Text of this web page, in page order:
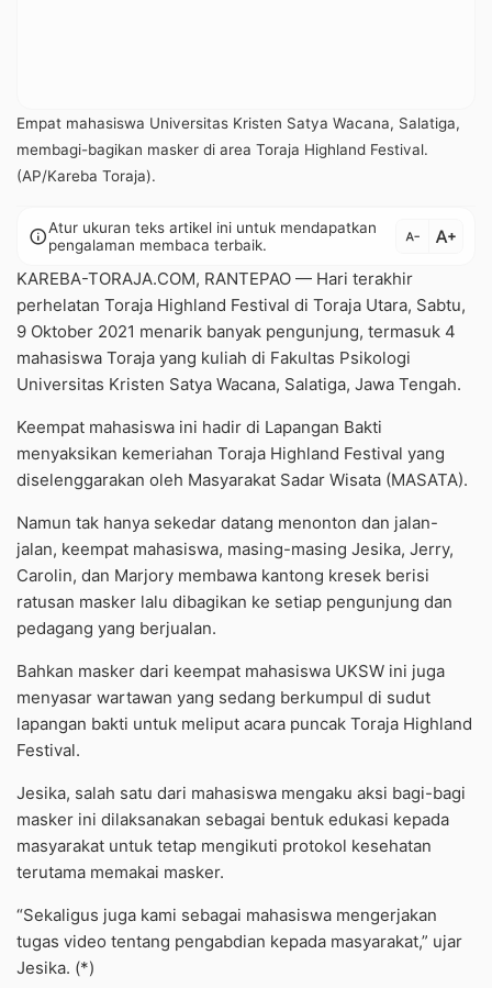
Empat mahasiswa Universitas Kristen Satya Wacana, Salatiga,
membagi-bagikan masker di area Toraja Highland Festival.
(AP/Kareba Toraja).
infoAtur ukuran teks artikel ini untuk mendapatkan
pengalaman membaca terbaik.
text_decrease text_increase
KAREBA-TORAJA.COM, RANTEPAO — Hari terakhir
perhelatan Toraja Highland Festival di Toraja Utara, Sabtu,
9 Oktober 2021 menarik banyak pengunjung, termasuk 4
mahasiswa Toraja yang kuliah di Fakultas Psikologi
Universitas Kristen Satya Wacana, Salatiga, Jawa Tengah.
Keempat mahasiswa ini hadir di Lapangan Bakti
menyaksikan kemeriahan Toraja Highland Festival yang
diselenggarakan oleh Masyarakat Sadar Wisata (MASATA).
Namun tak hanya sekedar datang menonton dan jalan-
jalan, keempat mahasiswa, masing-masing Jesika, Jerry,
Carolin, dan Marjory membawa kantong kresek berisi
ratusan masker lalu dibagikan ke setiap pengunjung dan
pedagang yang berjualan.
Bahkan masker dari keempat mahasiswa UKSW ini juga
menyasar wartawan yang sedang berkumpul di sudut
lapangan bakti untuk meliput acara puncak Toraja Highland
Festival.
Jesika, salah satu dari mahasiswa mengaku aksi bagi-bagi
masker ini dilaksanakan sebagai bentuk edukasi kepada
masyarakat untuk tetap mengikuti protokol kesehatan
terutama memakai masker.
“Sekaligus juga kami sebagai mahasiswa mengerjakan
tugas video tentang pengabdian kepada masyarakat,” ujar
Jesika. (*)